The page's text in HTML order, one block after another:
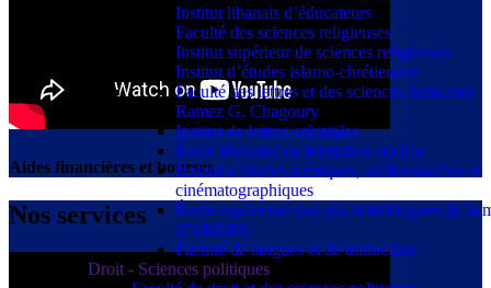
Institut libanais d’éducateurs
Faculté des sciences religieuses
Institut supérieur de sciences religieuses
Institut d’études islamo-chrétiennes
Faculté des lettres et des sciences humaines
Ramez G. Chagoury
Institut de lettres orientales
École libanaise de formation sociale
Institut d’études scéniques, audiovisuelles et
cinématographiques
École supérieure des arts et techniques de la
(ESMOD)
Faculté de langues et de traduction
Droit - Sciences politiques
Aides financières et bourses
Nos services